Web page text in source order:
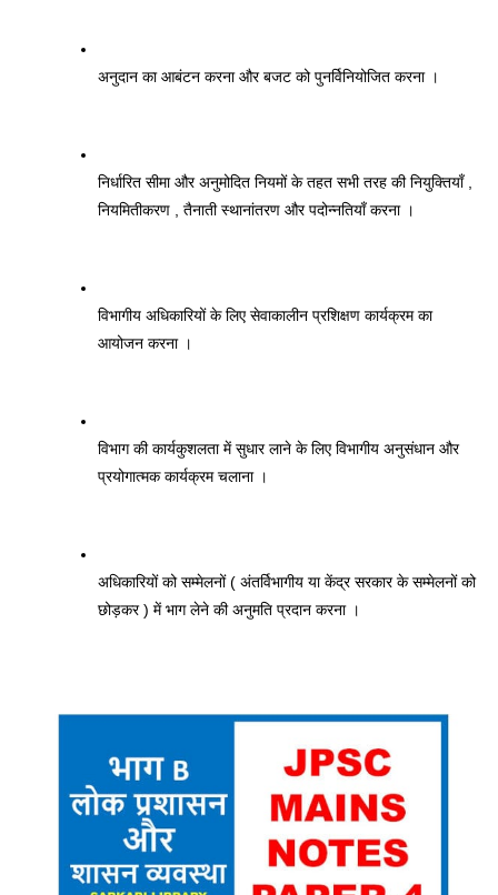
अनुदान का आबंटन करना और बजट को पुनर्विनियोजित करना ।
निर्धारित सीमा और अनुमोदित नियमों के तहत सभी तरह की नियुक्तियाँ ,
नियमितीकरण , तैनाती स्थानांतरण और पदोन्नतियाँ करना ।
विभागीय अधिकारियों के लिए सेवाकालीन प्रशिक्षण कार्यक्रम का
आयोजन करना ।
विभाग की कार्यकुशलता में सुधार लाने के लिए विभागीय अनुसंधान और
प्रयोगात्मक कार्यक्रम चलाना ।
अधिकारियों को सम्मेलनों ( अंतर्विभागीय या केंद्र सरकार के सम्मेलनों को
छोड़कर ) में भाग लेने की अनुमति प्रदान करना ।